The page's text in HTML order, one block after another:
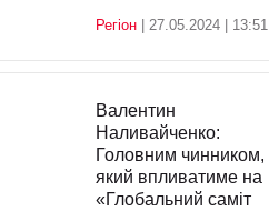
Регіон| 27.05.2024 | 13:51
Валентин
Наливайченко:
Головним чинником,
який впливатиме на
«Глобальний саміт